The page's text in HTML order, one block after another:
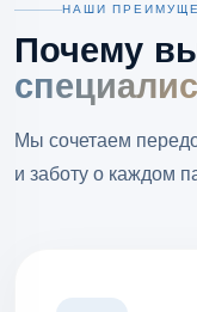
НАШИ
Почему
Мы сочетаем
и заботу о каждом